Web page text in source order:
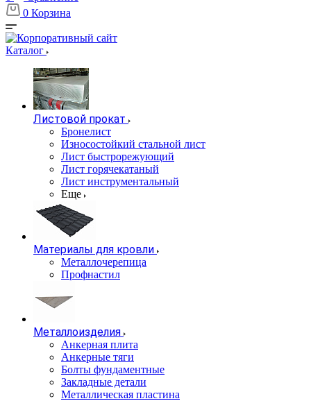
0 Корзина
Каталог
Листовой прокат
Бронелист
Износостойкий стальной лист
Лист быстрорежующий
Лист горячекатаный
Лист инструментальный
Еще
Материалы для кровли
Металлочерепица
Профнастил
Металлоизделия
Анкерная плита
Анкерные тяги
Болты фундаментные
Закладные детали
Металлическая пластина